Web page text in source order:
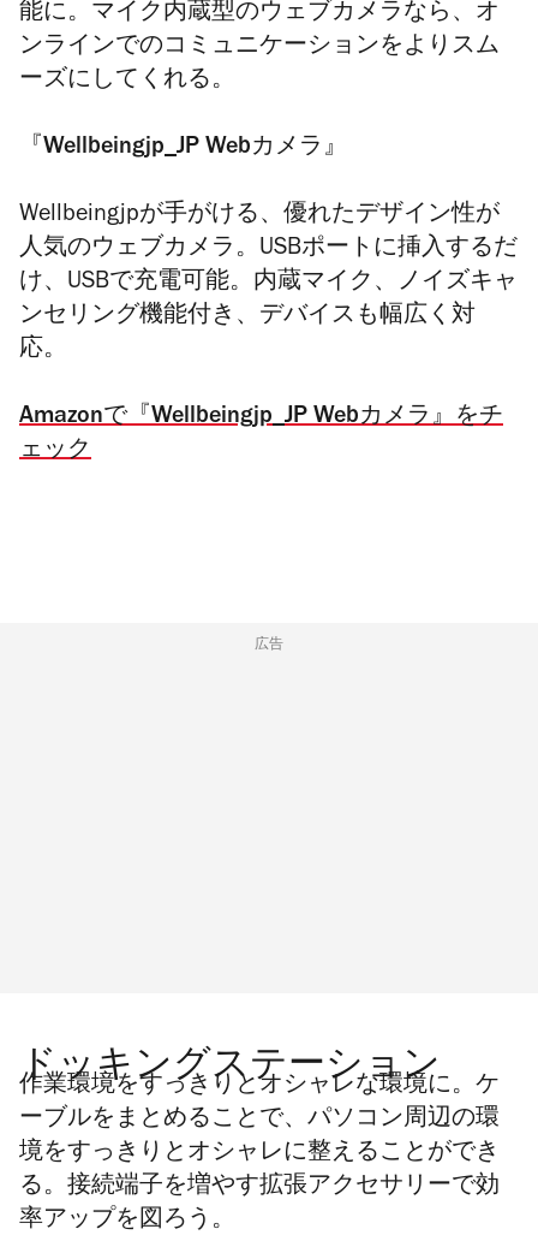
能に。マイク内蔵型のウェブカメラなら、オ
ンラインでのコミュニケーションをよりスム
ーズにしてくれる。
『Wellbeingjp_JP Webカメラ』
Wellbeingjpが手がける、 優れたデザイン性が
人気のウェブカメラ。 USBポートに挿入するだ
け、USBで充電可能。
内蔵マイク、ノイズキャ
ンセリング機能付き、 デバイスも幅広く対
応。
Amazonで『Wellbeingjp_JP Webカメラ』をチ
ェック
広告
ドッキングステーション
作業環境をすっきりとオシャレな環境に。 ケ
ーブルをまとめることで、 パソコン周辺の環
境をすっきりとオシャレに整えることができ
る。 接続端子を増やす拡張アクセサリーで効
率アップを図ろう。